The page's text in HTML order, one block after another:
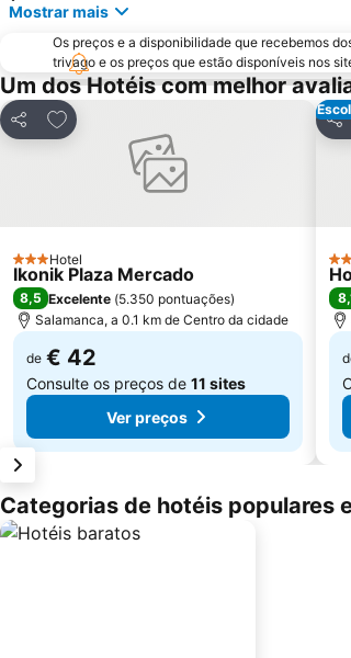
Mostrar mais
Os preços e a disponibilidade que recebemos
trivago e os preços que estão disponíveis nos
Um dos Hotéis com melhor
Partilhar
Adicionar aos favoritos
3 Estrelas
Hotel
Ikonik Plaza Mercado
8,5 Excelente (5.350 pontuações)
Salamanca, a 0.1 km de Centro da cidade
de € 42
Consulte os preços de 11 sites
Ver preços
3
Categorias de hotéis populares